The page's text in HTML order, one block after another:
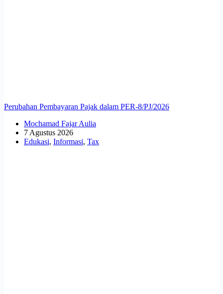
Perubahan Pembayaran Pajak dalam PER-8/PJ/2026
Mochamad Fajar Aulia
7 Agustus 2026
Edukasi, Informasi, Tax